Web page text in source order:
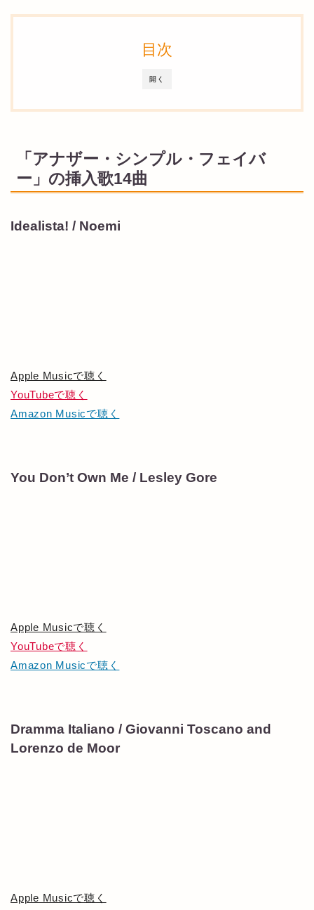
開く
目次
「アナザー・シンプル・フェイバ
ー」の挿入歌14曲
Idealista! / Noemi
Apple Musicで聴く
YouTubeで聴く
Amazon Musicで聴く
You Don’t Own Me / Lesley Gore
Apple Musicで聴く
YouTubeで聴く
Amazon Musicで聴く
Dramma Italiano / Giovanni Toscano and
Lorenzo de Moor
Apple Musicで聴く